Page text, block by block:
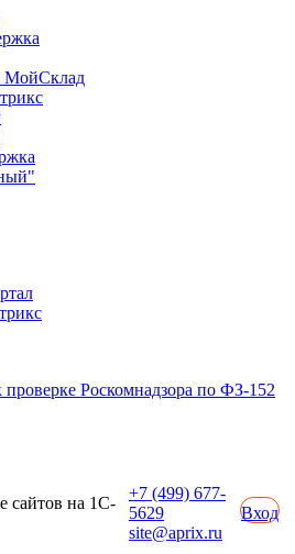
МойСклад
проверке Роскомнадзора по ФЗ-152
сайтов на 1С-
+7 (499) 677-
5629
site@aprix.ru
Вход